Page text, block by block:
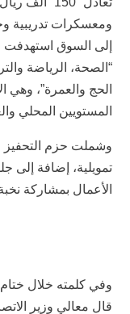
ومعسكرات تدريبية
إلى السوق
“الصحة، الرياضة
الحج والعمرة”، وهي
المستويين المحلي
وشملت حزم التحفيز
تمويلية، إضافة إلى
الأعمال بمشاركة
وفي كلمته خلال ختام
قال معالي وزير